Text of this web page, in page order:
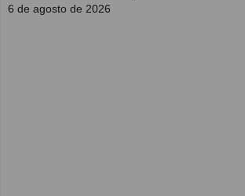
6 de agosto de 2026